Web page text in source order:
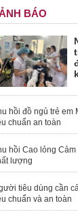
BÁO
hồi đồ ngủ trẻ em
chuẩn an toàn
hồi Cao lỏng
lượng
tiêu dùng cần
chuẩn và an toàn